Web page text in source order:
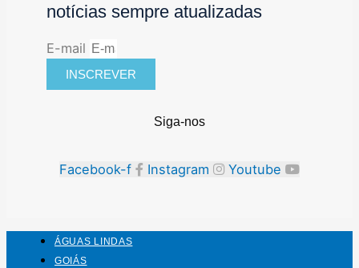
notícias sempre atualizadas
E-mail
INSCREVER
Siga-nos
Facebook-f Instagram Youtube
ÁGUAS LINDAS
GOIÁS